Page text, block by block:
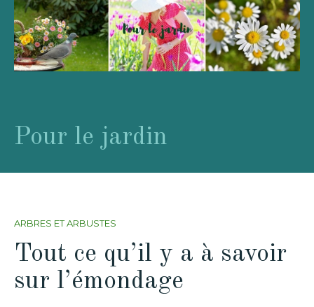
Pour le jardin
ARBRES ET ARBUSTES
Tout ce qu’il y a à savoir
sur l’émondage